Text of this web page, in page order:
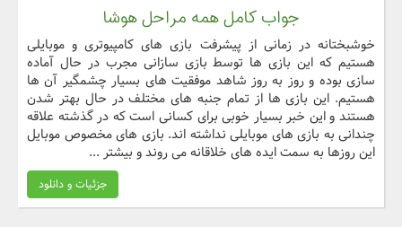
جواب کامل همه مراحل هوشا
خوشبختانه در زمانی از پیشرفت بازی های کامپیوتری و موبایلی
هستیم که این بازی ها توسط بازی سازانی مجرب در حال آماده
سازی بوده و روز به روز شاهد موفقیت های بسیار چشمگیر آن ها
هستیم. این بازی ها از تمام جنبه های مختلف در حال بهتر شدن
هستند و این خبر بسیار خوبی برای کسانی است که در گذشته علاقه
چندانی به بازی های موبایلی نداشته اند. بازی های مخصوص موبایل
این روزها به سمت ایده های خلاقانه می روند و بیشتر ...
جزئیات و دانلود